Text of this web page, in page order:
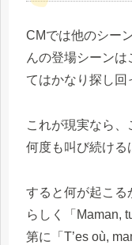
CMでは他のシー
んの登場シーンは
てはかなり探し回
これが現実なら
何度も叫び続ける
すると何が起こる
らしく「Maman,
第に「T’es où,